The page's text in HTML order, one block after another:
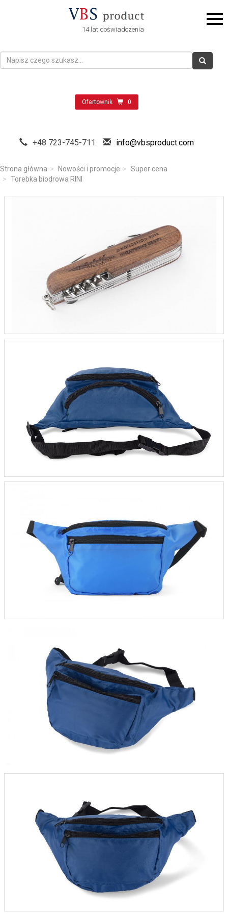
14 lat doświadczenia
Ofertownik 0
+48 723-745-711 info@vbsproduct.com
Strona główna Nowości i promocje
Super cena
Torebka biodrowa RINI